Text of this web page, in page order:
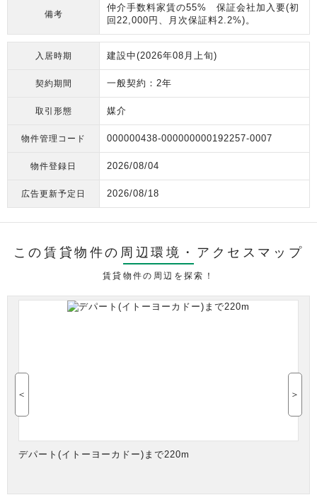
備考
仲介手数料家賃の55% 保証会社加入要(初
回22,000円、月次保証料2.2%)。
入居時期 建設中(2026年08月上旬)
契約期間 一般契約：2年
取引形態 媒介
物件管理コード 000000438-000000000192257-0007
物件登録日 2026/08/04
広告更新予定日 2026/08/18
この賃貸物件の周辺環境・ アクセスマップ
賃貸物件の周辺を探索！
デパート(イトーヨーカドー)まで220m
＜ ＞